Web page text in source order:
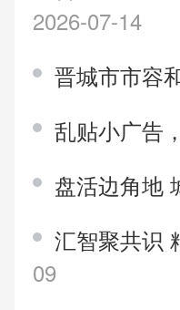
2026-07-14
晋城市市容
乱贴小广告
盘活边角地
汇智聚共识
09